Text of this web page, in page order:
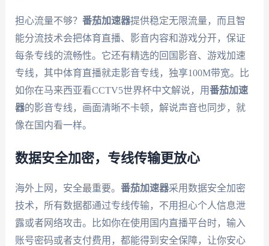
担心流量不够？ 番茄加速器提供稳定无限流量，而且智
能分流技术会把体育直播、影音内容和游戏分开，保证
每条专线的流畅性。它还有精选的回国影音、游戏加速
专线，其中体育直播就走影音专线，独享100M带宽。比
如你在马来西亚看CCTV5世界杯中文解说，用番茄加速
器的影音专线，画面清晰不卡顿，解说声音也同步，就
像在国内看一样。
数据安全加密，专线传输更放心
海外上网，安全最重要。 番茄加速器采用数据安全加密
技术，所有数据都通过专线传输，不用担心个人信息泄
露或者网络攻击。比如你在使用国内直播平台时，输入
账号密码或者支付费用，都能得到安全保障，让你安心